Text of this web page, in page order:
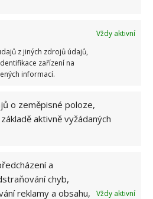
Vždy aktivní
z jiných zdrojů údajů,
zařízení na
informací.
o zeměpisné poloze,
aktivně vyžádaných
a
chyb,
reklamy a obsahu,
Vždy aktivní
tvarem, tak barevným